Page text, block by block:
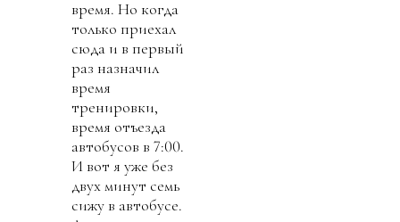
время. Но когда
только приехал
сюда и в первый
раз назначил
время
тренировки,
время отъезда
автобусов в 7:00.
И вот я уже без
двух минут семь
сижу в автобусе.